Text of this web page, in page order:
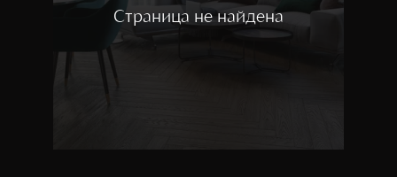
Страница не найдена